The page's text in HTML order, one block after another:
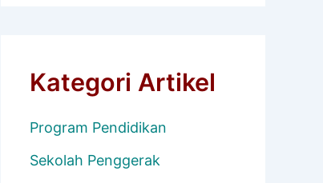
Kategori Artikel
Program Pendidikan
Sekolah Penggerak